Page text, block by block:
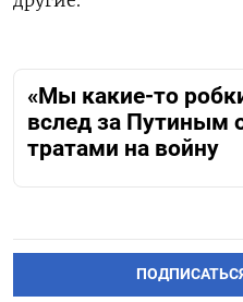
«Мы какие-то
вслед за Путиным
тратами на войну